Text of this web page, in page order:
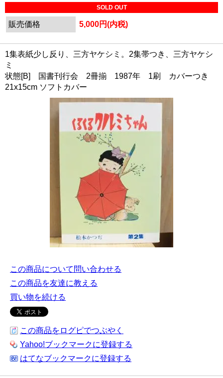
SOLD OUT
販売価格 5,000円(内税)
1集表紙少し反り、三方ヤケシミ。2集帯つき、三方ヤケシ
ミ
状態[B] 国書刊行会 2冊揃 1987年 1刷 カバーつき
21x15cm ソフトカバー
この商品について問い合わせる
この商品を友達に教える
買い物を続ける
この商品をログピでつぶやく
Yahoo!ブックマークに登録する
はてなブックマークに登録する